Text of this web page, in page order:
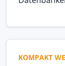
KOMPAKT